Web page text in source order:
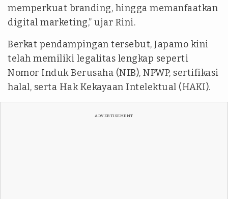
memperkuat branding, hingga memanfaatkan
digital marketing,” ujar Rini.
Berkat pendampingan tersebut, Japamo kini
telah memiliki legalitas lengkap seperti
Nomor Induk Berusaha (NIB), NPWP, sertifikasi
halal, serta Hak Kekayaan Intelektual (HAKI).
ADVERTISEMENT